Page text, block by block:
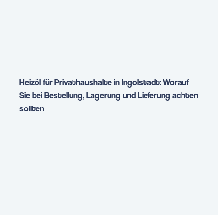
Heizöl für Privathaushalte in Ingolstadt: Worauf
Sie bei Bestellung, Lagerung und Lieferung achten
sollten